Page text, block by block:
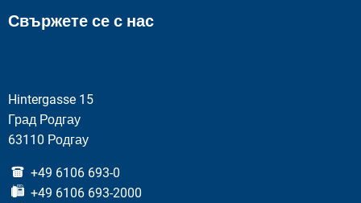
Свържете се с нас
Hintergasse 15
Град Родгау
63110 Родгау
+49 6106 693-0
+49 6106 693-2000